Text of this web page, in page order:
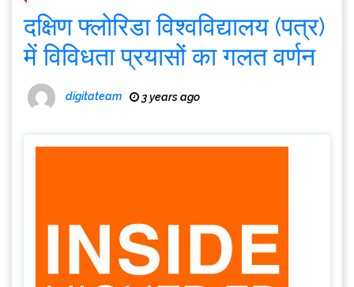
दक्षिण फ्लोरिडा विश्वविद्यालय (पत्र)
में विविधता प्रयासों का गलत वर्णन
digitateam 3 years ago